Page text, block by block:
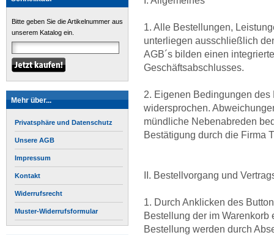
Bitte geben Sie die Artikelnummer aus
unserem Katalog ein.
Mehr über...
Privatsphäre und Datenschutz
Unsere AGB
Impressum
Kontakt
Widerrufsrecht
Muster-Widerrufsformular
1. Alle Bestellungen,
unterliegen ausschließlich
AGB´s bilden einen
Geschäftsabschlusses.
2. Eigenen Bedingungen
widersprochen.
mündliche Nebenabreden
Bestätigung durch die Firma
II. Bestellvorgang und
1. Durch Anklicken des
Bestellung der im
Bestellung werden durch